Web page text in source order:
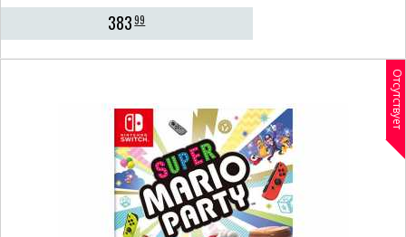
38399
Отсутствует